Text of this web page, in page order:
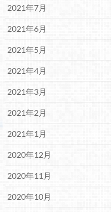
2021年7月
2021年6月
2021年5月
2021年4月
2021年3月
2021年2月
2021年1月
2020年12月
2020年11月
2020年10月